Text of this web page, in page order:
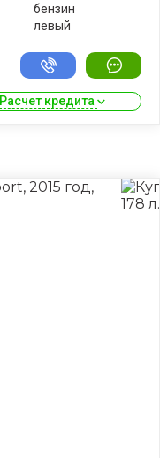
бензин
левый
Расчет кредита